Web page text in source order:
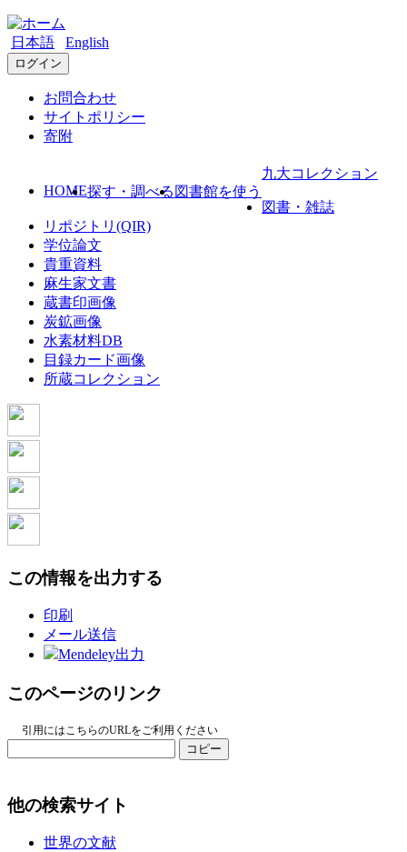
日本語 English
ログイン
お問合わせ
サイトポリシー
寄附
HOME探す・調べる 図書館を使う
九大コレクション
図書・雑誌
リポジトリ(QIR)
学位論文
貴重資料
麻生家文書
蔵書印画像
炭鉱画像
水素材料DB
目録カード画像
所蔵コレクション
この情報を出力する
印刷
メール送信
Mendeley出力
このページのリンク
引用にはこちらのURLをご利用ください
コピー
他の検索サイト
世界の文献